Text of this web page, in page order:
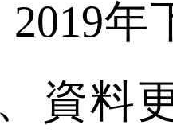
年
資料